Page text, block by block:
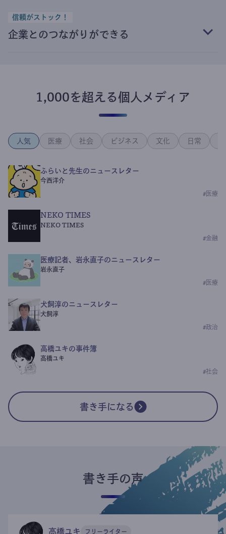
信頼がストック！
企業とのつながりができる
1,000を超える個人メディア
人気 医療 社会 ビジネス 文化 日常
ふらいと先生のニュースレター
今西洋介
# 医療
NEKO TIMES
NEKO TIMES
#金融
医療記者、岩永直子のニュースレター
岩永直子
# 医療
犬飼淳のニュースレター
犬飼淳
#政治
高橋ユキの事件簿
高橋ユキ
#社会
書き手になる
書き手の声
高橋ユキ フリーライター